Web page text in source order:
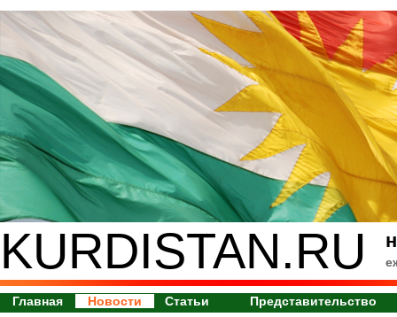
KURDISTAN.RU
Главная Новости Статьи Представительство